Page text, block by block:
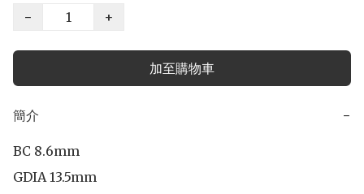
−
+
加至購物車
簡介 −
BC 8.6mm
GDIA 13.5mm